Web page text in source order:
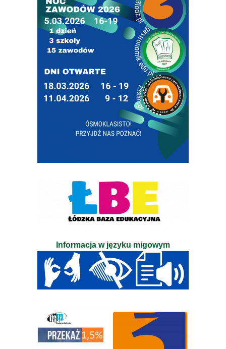
Informacja w języku migowym